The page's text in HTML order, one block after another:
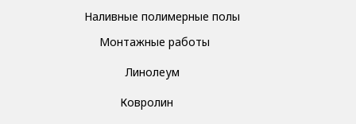
Наливные полимерные полы
Линолеум
Ковролин
Монтажные работы